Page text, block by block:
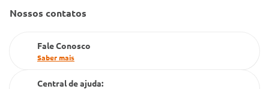
Dúvidas Frequentes
Cartão Grupo Conde
Nossos contatos
Fale Conosco
Saber mais
Central de ajuda: